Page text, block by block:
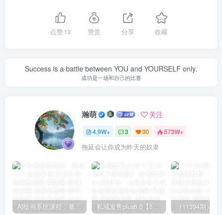
点赞13 赞赏 分享 收藏
Success is a battle between YOU and YOURSELF only.
成功是一场和自己的比赛
瀚萌 关注
4.9W+ 3 30 573W+
拖延会让你成为昨天的奴隶
AI绘画系统课程，基础入门-实战案例-商业应用 私域发售plus6.0【5月份线下课录音】/全域套装sop流程包，社群发售工具套装模型